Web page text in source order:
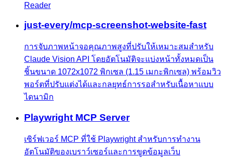
Reader
just-every/mcp-screenshot-website-fast
การจับภาพหน้าจอคุณภาพสูงที่ปรับให้เหมาะสมสำหรับ
Claude Vision API โดยอัตโนมัติจะแบ่งหน้าทั้งหมดเป็น
ชิ้นขนาด 1072x1072 พิกเซล (1.15 เมกะพิกเซล) พร้อมวิว
พอร์ตที่ปรับแต่งได้และกลยุทธ์การรอสำหรับเนื้อหาแบบ
ไดนามิก
Playwright MCP Server
เซิร์ฟเวอร์ MCP ที่ใช้ Playwright สำหรับการทำงาน
อัตโนมัติของเบราว์เซอร์และการขูดข้อมูลเว็บ